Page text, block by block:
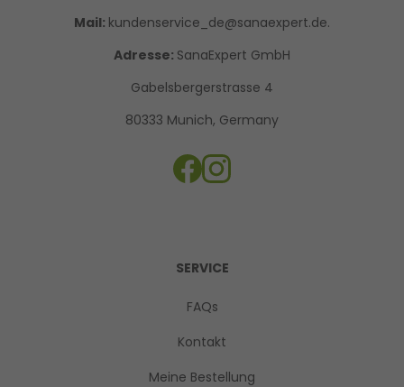
Mail: kundenservice_de@sanaexpert.de.
Adresse: SanaExpert GmbH
Gabelsbergerstrasse 4
80333 Munich, Germany
SERVICE
FAQs
Kontakt
Meine Bestellung